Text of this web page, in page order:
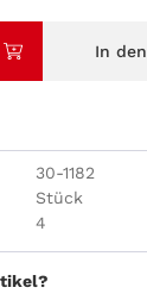
In den
30-1182
Stück
4